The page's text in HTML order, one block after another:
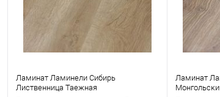
Ламинат Ламинели Сибирь
Лиственница Таежная
Ламинат